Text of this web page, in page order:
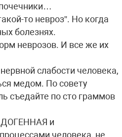
то невроз”. Но когда
болезнях.
неврозов. И все же их
слабости человека,
медом. По совету
съедайте по сто граммов
и
человека, не